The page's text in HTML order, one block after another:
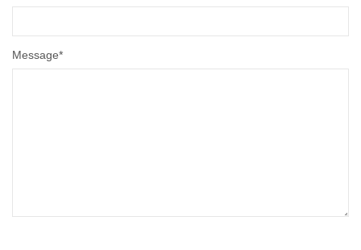
Message*